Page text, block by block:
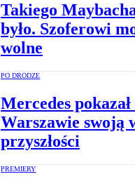
Takiego
było. Szoferowi
wolne
PO DRODZE
Mercedes pokazał
Warszawie swoją
przyszłości
PREMIERY